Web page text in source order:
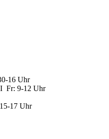
16 Uhr
Fr: 9-12 Uhr
17 Uhr